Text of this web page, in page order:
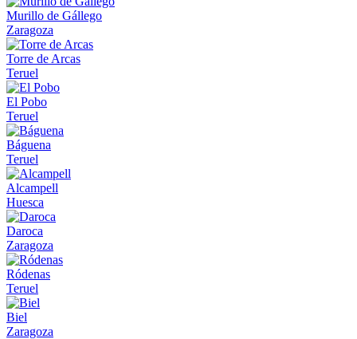
Murillo de Gállego
Zaragoza
Torre de Arcas
Teruel
El Pobo
Teruel
Báguena
Teruel
Alcampell
Huesca
Daroca
Zaragoza
Ródenas
Teruel
Biel
Zaragoza